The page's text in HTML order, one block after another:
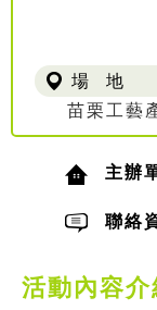
場 地
苗栗工藝
主辦
聯絡
活動內容介